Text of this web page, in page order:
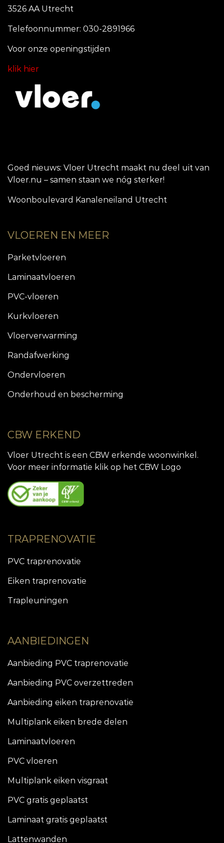
3526 AA Utrecht
Telefoonnummer: 030-2891966
Voor onze openingstijden
klik hier
Goed nieuws: Vloer Utrecht maakt nu deel uit van
Vloer.nu – samen staan we nóg sterker!
Woonboulevard Kanaleneiland Utrecht
VLOEREN EN MEER
Parketvloeren
Laminaatvloeren
PVC-vloeren
Kurkvloeren
Vloerverwarming
Randafwerking
Ondervloeren
Onderhoud en bescherming
CBW ERKEND
Vloer Utrecht is een CBW erkende woonwinkel.
Voor meer informatie klik op het CBW Logo
TRAPRENOVATIE
PVC traprenovatie
Eiken traprenovatie
Trapleuningen
AANBIEDINGEN
Aanbieding PVC traprenovatie
Aanbieding PVC overzettreden
Aanbieding eiken traprenovatie
Multiplank eiken brede delen
Laminaatvloeren
PVC vloeren
Multiplank eiken visgraat
PVC gratis geplaatst
Laminaat gratis geplaatst
Lattenwanden